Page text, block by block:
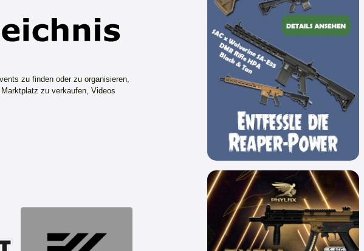
zu finden oder zu organisieren,
zu verkaufen, Videos